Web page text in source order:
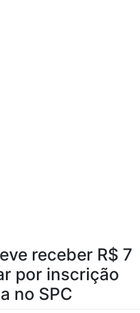
receber R$ 7
por inscrição
no SPC